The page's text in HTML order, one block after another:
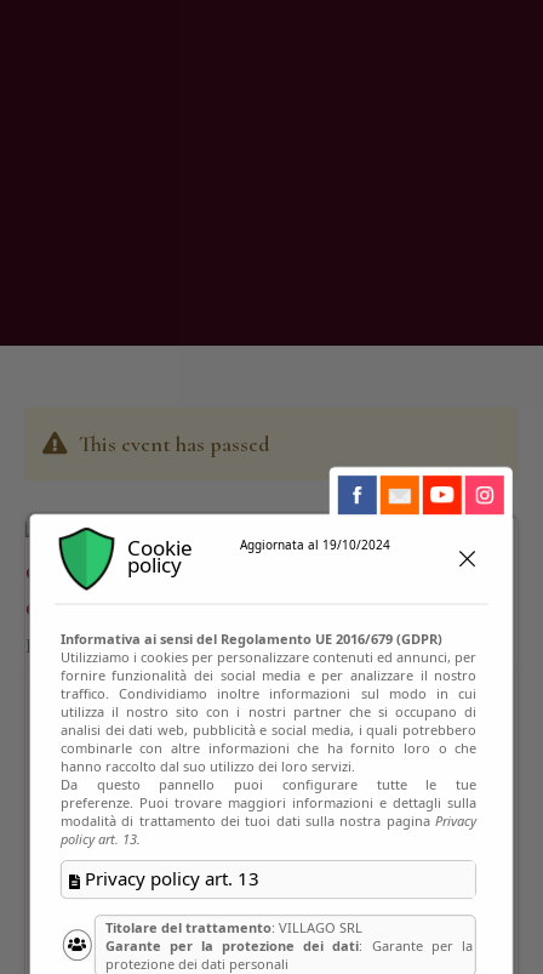
This event has passed
Cookie
policy
Aggiornata al 19/10/2024
Informativa ai sensi del Regolamento UE 2016/679 (GDPR)
Utilizziamo i cookies per personalizzare contenuti ed annunci, per
fornire funzionalità dei social media e per analizzare il nostro
traffico. Condividiamo inoltre informazioni sul modo in cui
utilizza il nostro sito con i nostri partner che si occupano di
analisi dei dati web, pubblicità e social media, i quali potrebbero
combinarle con altre informazioni che ha fornito loro o che
hanno raccolto dal suo utilizzo dei loro servizi.
Da questo pannello puoi configurare tutte le tue
preferenze. Puoi trovare maggiori informazioni e dettagli sulla
modalità di trattamento dei tuoi dati sulla nostra paginaPrivacy
policy art. 13.
Privacy policy art. 13
Titolare del trattamento: VILLAGO SRL
Garante per la protezione dei dati: Garante per la
protezione dei dati personali